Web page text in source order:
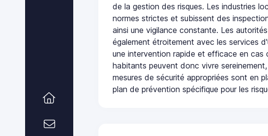
de la gestion des risques. Les industries
normes strictes et subissent des
ainsi une vigilance constante. Les
également étroitement avec les services
une intervention rapide et efficace en cas
habitants peuvent donc vivre
mesures de sécurité appropriées sont en
plan de prévention spécifique pour les